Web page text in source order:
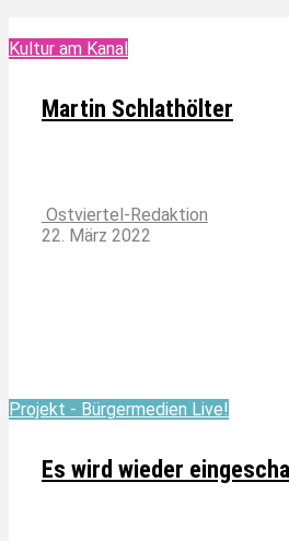
Kultur am Kanal
Martin Schlathölter
Ostviertel-Redaktion
22. März 2022
Projekt - Bürgermedien Live!
Es wird wieder